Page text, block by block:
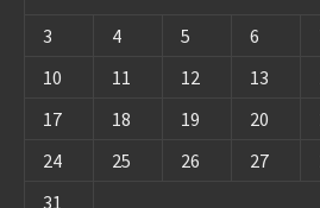
3
4 5 6
10
11 12 13
17
18 19 20
24
25 26 27
31